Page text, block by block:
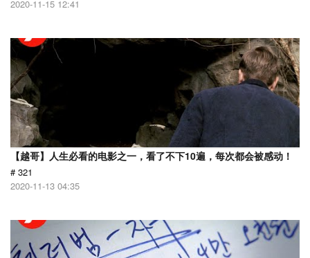
2020-11-15 12:41
【越哥】人生必看的电影之一，看了不下10遍，每次都会被感动！
# 321
2020-11-13 04:35